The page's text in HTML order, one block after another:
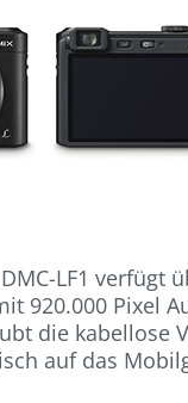
LF1 verfügt
920.000 Pixel
die kabellose
auf das